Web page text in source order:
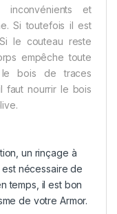
inconvénients et
Si toutefois il est
le couteau reste
empêche toute
le bois de traces
faut nourrir le bois
un rinçage à
est nécessaire de
temps, il est bon
de votre Armor.